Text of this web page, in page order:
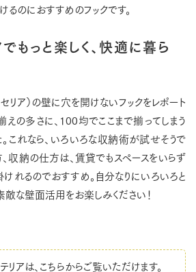
るのにおすすめのフックです。
もっと楽しく、快適に暮ら
リア）の壁に穴を開けないフックをレポート
えの多さに、100均でここまで揃ってしまう
これなら、いろいろな収納術が試せそうで
収納の仕方は、賃貸でもスペースをいらず
れるのでおすすめ。自分なりにいろいろと
敵な壁面活用をお楽しみください！
リアは、こちらからご覧いただけます。